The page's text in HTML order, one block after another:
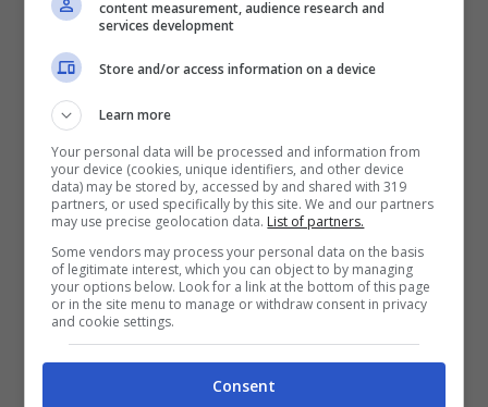
piccolo Grotto sorrideranno, si divertiranno
e si emozioneranno.
In conclusione, il film è davvero una
piacevole visione adatta a grandi e piccini,
perché di fatto è una deliziosa storia ricca
di mistero e fantasia, una favola leggera,
un viaggio di crescita, ma soprattutto una
lezione di vita importante e magicamente
educativa.
content measurement, audience research and
services development
Store and/or access information on a device
Learn more
Your personal data will be processed and information from
your device (cookies, unique identifiers, and other device
data) may be stored by, accessed by and shared with 319
partners, or used specifically by this site. We and our partners
may use precise geolocation data. List of partners.
Some vendors may process your personal data on the basis
of legitimate interest, which you can object to by managing
your options below. Look for a link at the bottom of this page
or in the site menu to manage or withdraw consent in privacy
and cookie settings.
Consent